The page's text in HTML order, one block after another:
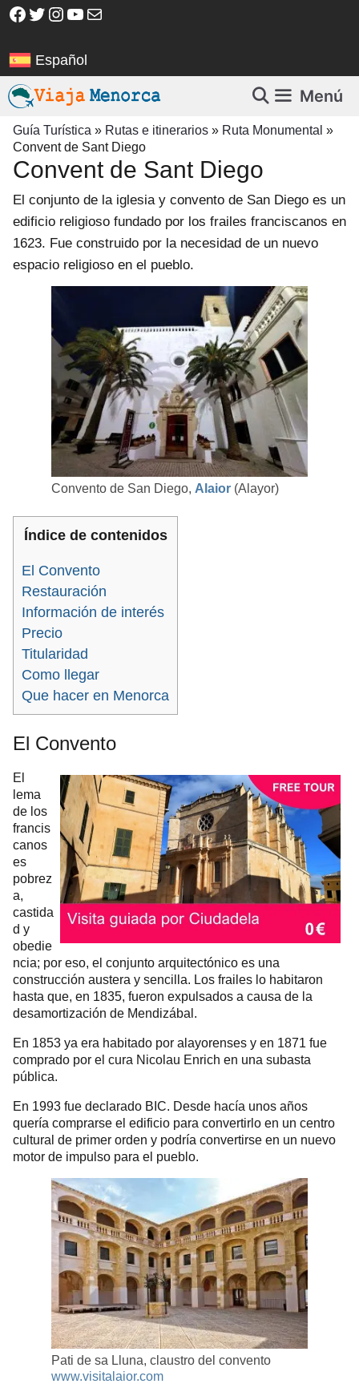
Saltar
Facebook
Twitter
Instagram
YouTube
Correo electrónico
Español
Menú
Guía Turística » Rutas e itinerarios » Ruta Monumental »
Convent de Sant Diego
Convent de Sant Diego
El conjunto de la iglesia y convento de San Diego es un
edificio religioso fundado por los frailes franciscanos en
1623. Fue construido por la necesidad de un nuevo
espacio religioso en el pueblo.
Convento de San Diego, Alaior (Alayor)
Índice de contenidos
El Convento
Restauración
Información de interés
Precio
Titularidad
Como llegar
Que hacer en Menorca
El Convento
El
lema
de los
francis
canos
es
pobrez
a,
castida
d y
obedie
ncia; por eso, el conjunto arquitectónico es una
construcción austera y sencilla. Los frailes lo habitaron
hasta que, en 1835, fueron expulsados ​​a causa de la
desamortización de Mendizábal.
En 1853 ya era habitado por alayorenses y en 1871 fue
comprado por el cura Nicolau Enrich en una subasta
pública.
En 1993 fue declarado BIC. Desde hacía unos años
quería comprarse el edificio para convertirlo en un centro
cultural de primer orden y podría convertirse en un nuevo
motor de impulso para el pueblo.
Pati de sa Lluna, claustro del convento
www.visitalaior.com